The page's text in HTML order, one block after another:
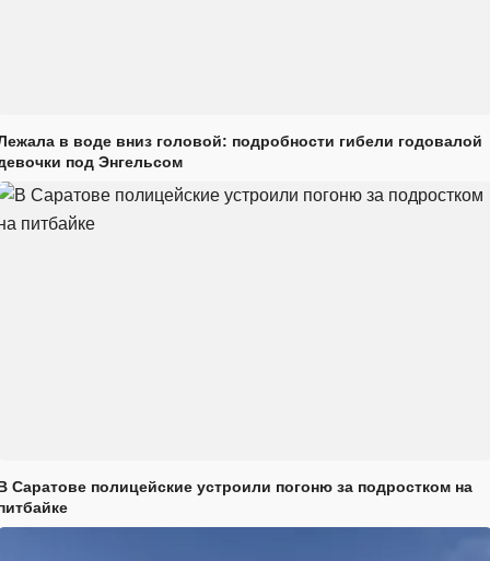
в воде вниз головой: подробности гибели годовалой
под Энгельсом
Саратове полицейские устроили погоню за подростком на